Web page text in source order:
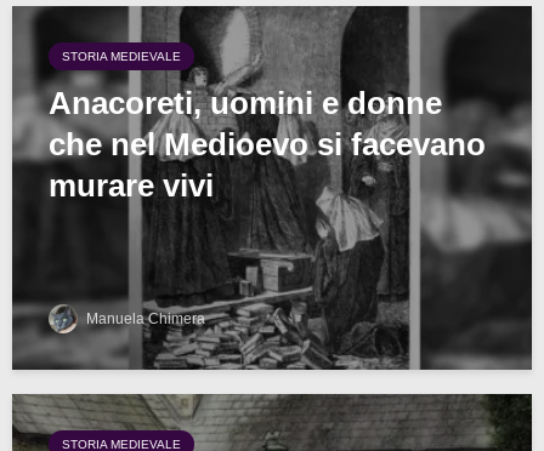
STORIA MEDIEVALE
Anacoreti, uomini e donne
che nel Medioevo si facevano
murare vivi
Manuela Chimera
STORIA MEDIEVALE